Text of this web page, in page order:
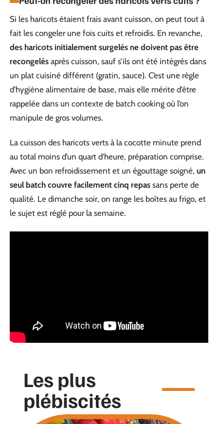
Si les haricots étaient frais avant cuisson, on peut tout à
fait les congeler une fois cuits et refroidis. En revanche,
des haricots initialement surgelés ne doivent pas être
recongelés après cuisson, sauf s’ils ont été intégrés dans
un plat cuisiné différent (gratin, sauce). C’est une règle
d’hygiène alimentaire de base, mais elle mérite d’être
rappelée dans un contexte de batch cooking où l’on
manipule de gros volumes.
La cuisson des haricots verts à la cocotte minute prend
au total moins d’un quart d’heure, préparation comprise.
Avec un bon refroidissement et un égouttage soigné, un
seul batch couvre facilement cinq repas sans perte de
qualité. Le dimanche soir, on range les boîtes au frigo, et
le sujet est réglé pour la semaine.
Les plus
plébiscités